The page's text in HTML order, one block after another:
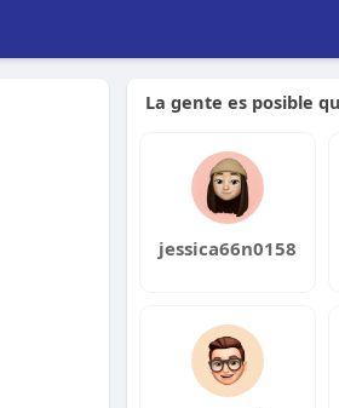
La gente es posible
jessica66n0158